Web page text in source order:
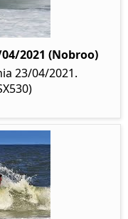
2021 (Nobroo)
23/04/2021.